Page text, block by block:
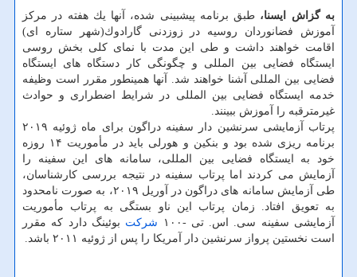
به گزاش ایسنا، طبق برنامه پیشبینی شده، آنها یك هفته در مركز
آموزش فضانوردان روسیه در زوزدنی گارادوك(شهر ستاره ای)
اقامت خواهند داشت و طی این مدت با نمای كلی بخش روسی
ایستگاه فضایی بین المللی و چگونگی كار دستگاه های ایستگاه
فضایی بین المللی آشنا خواهند شد. آنها همینطور مقرر است وظیفه
خدمه ایستگاه فضایی بین المللی در شرایط اضطراری و حوادث
غیرمترقبه را آموزش ببینند.
پرتاب آزمایشی سرنشین دار سفینه دراگون برای ماه ژوئیه ۲۰۱۹
برنامه ریزی شده بود و بنكین و هورلی باید در مأموریت ۱۴ روزه
خود به ایستگاه فضایی بین المللی، سامانه های این سفینه را
آزمایش می كردند اما پرتاب سفینه در نتیجه بررسی كارشناسان،
طی آزمایش سامانه های دراگون در آوریل ۲۰۱۹، به صورت نامحدود
به تعویق افتاد. زمان پرتاب این ناو بستگی به پرتاب مأموریت
آزمایشی سفینه سی. اس. تی -۱۰۰
شركت بوئینگ دارد كه مقرر
است نخستین پرواز سرنشین دار آمریكا را پس از ژوئیه ۲۰۱۱ باشد.